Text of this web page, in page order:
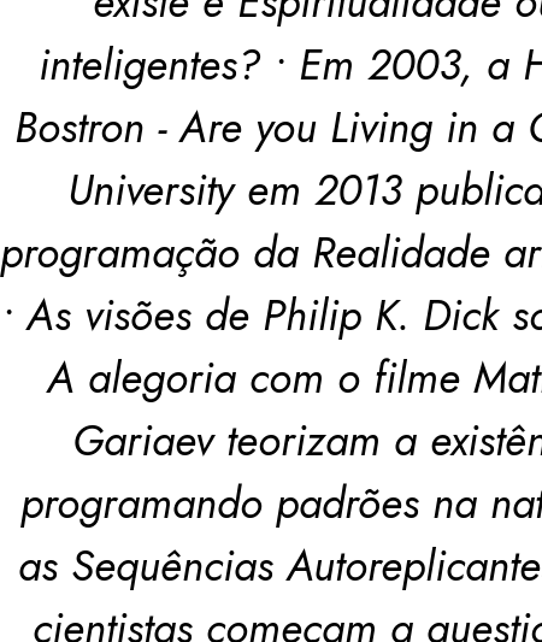
inteligentes? • Em 2003, a
Bostron - Are you Living in a
University em 2013
programação da Realidade
• As visões de Philip K. Dick
A alegoria com o filme
Gariaev teorizam a
programando padrões na
as Sequências
cientistas começam a